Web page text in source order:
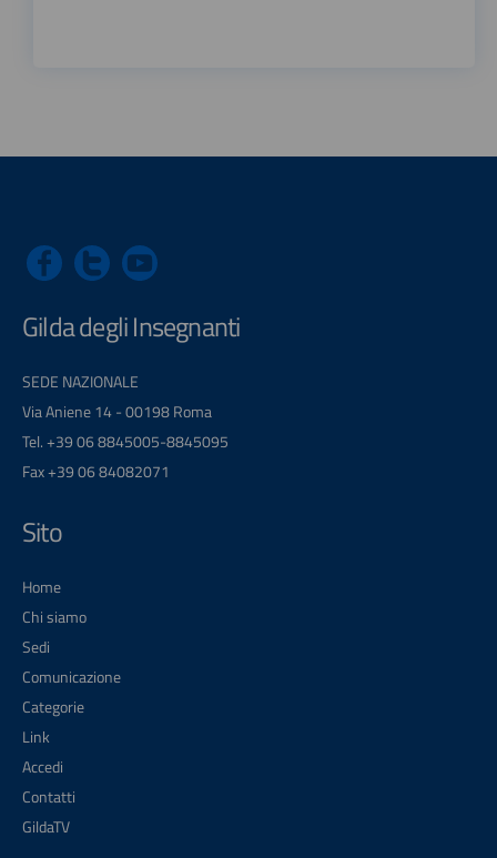
Gilda degli Insegnanti
SEDE NAZIONALE
Via Aniene 14 - 00198 Roma
Tel. +39 06 8845005-8845095
Fax +39 06 84082071
Sito
Home
Chi siamo
Sedi
Comunicazione
Categorie
Link
Accedi
Contatti
GildaTV